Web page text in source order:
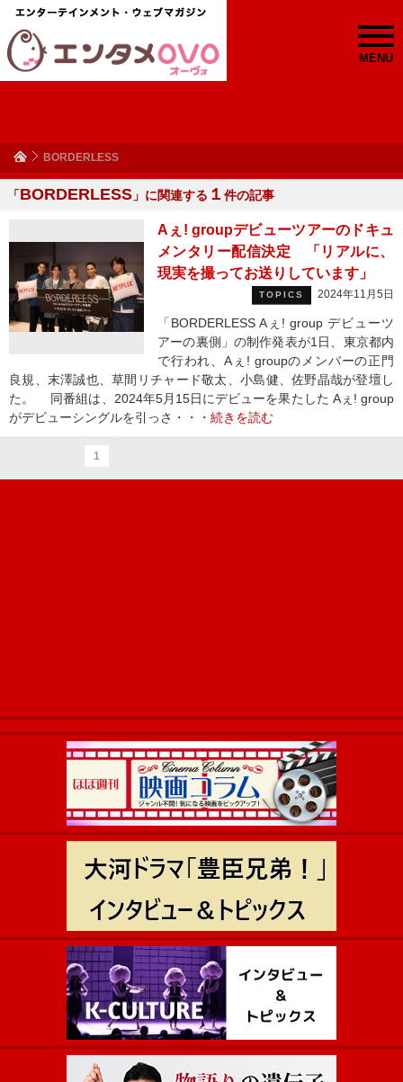
MENU
BORDERLESS
「BORDERLESS 」に関連する １ 件の記事
Aぇ! groupデビューツアーのドキュ
メンタリー配信決定 「リアルに、
現実を撮ってお送りしています」
TOPICS 2024年11月5日
「BORDERLESS Aぇ! group デビューツ
アーの裏側」の制作発表が1日、東京都内
で行われ、Aぇ! groupのメンバーの正門
良規、末澤誠也、草間リチャード敬太、小島健、佐野晶哉が登壇し
た。 同番組は、2024年5月15日にデビューを果たした Aぇ! group
がデビューシングルを引っさ・・・ 続きを読む
1